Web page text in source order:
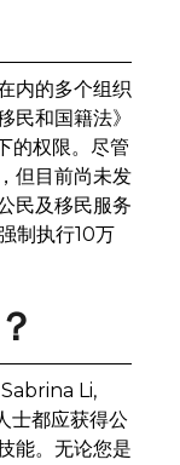
内的多个组织
民和国籍法》
的权限。尽管
但目前尚未发
民及移民服务
制执行10万
Li,
士都应获得公
能。无论您是